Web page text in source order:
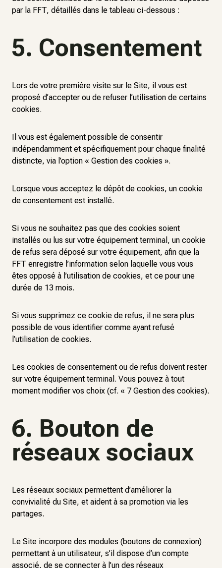
par la FFT, détaillés dans le tableau ci-dessous :
5. Consentement
Lors de votre première visite sur le Site, il vous est
proposé d’accepter ou de refuser l’utilisation de certains
cookies.
Il vous est également possible de consentir
indépendamment et spécifiquement pour chaque finalité
distincte, via l’option « Gestion des cookies ».
Lorsque vous acceptez le dépôt de cookies, un cookie
de consentement est installé.
Si vous ne souhaitez pas que des cookies soient
installés ou lus sur votre équipement terminal, un cookie
de refus sera déposé sur votre équipement, afin que la
FFT enregistre l’information selon laquelle vous vous
êtes opposé à l’utilisation de cookies, et ce pour une
durée de 13 mois.
Si vous supprimez ce cookie de refus, il ne sera plus
possible de vous identifier comme ayant refusé
l’utilisation de cookies.
Les cookies de consentement ou de refus doivent rester
sur votre équipement terminal. Vous pouvez à tout
moment modifier vos choix (cf. « 7 Gestion des cookies).
6. Bouton de
réseaux sociaux
Les réseaux sociaux permettent d’améliorer la
convivialité du Site, et aident à sa promotion via les
partages.
Le Site incorpore des modules (boutons de connexion)
permettant à un utilisateur, s’il dispose d’un compte
associé, de se connecter à l’un des réseaux